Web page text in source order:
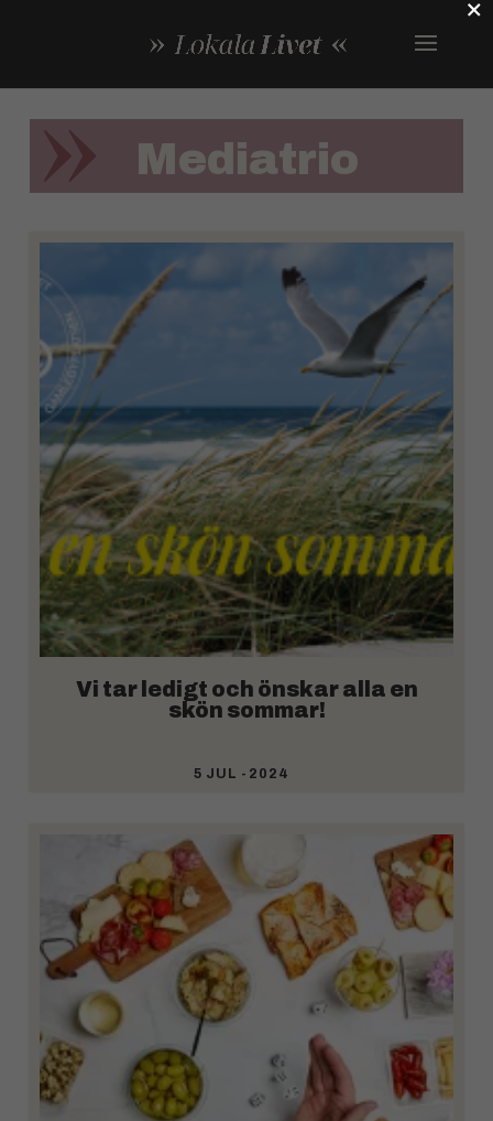
Mediatrio
Vi tar ledigt och önskar alla en
skön sommar!
5 JUL -2024
×